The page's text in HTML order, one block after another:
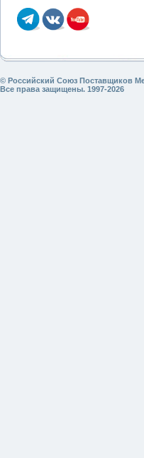
© Российский Союз Поставщиков
Все права защищены. 1997-2026